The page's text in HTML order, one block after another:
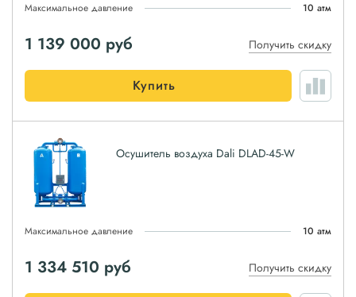
Максимальное давление 10 атм
1 139 000 руб Получить скидку
Купить
Осушитель воздуха Dali DLAD-45-W
Максимальное давление 10 атм
1 334 510 руб Получить скидку